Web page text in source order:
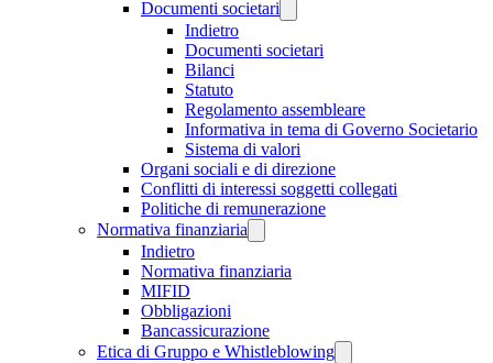
Documenti societari
Indietro
Documenti societari
Bilanci
Statuto
Regolamento assembleare
Informativa in tema di Governo Societario
Sistema di valori
Organi sociali e di direzione
Conflitti di interessi soggetti collegati
Politiche di remunerazione
Normativa finanziaria
Indietro
Normativa finanziaria
MIFID
Obbligazioni
Bancassicurazione
Etica di Gruppo e Whistleblowing